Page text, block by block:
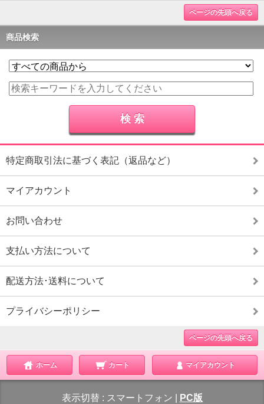
ページの先頭へ戻る
商品検索
特定商取引法に基づく表記（返品など）
マイアカウント
お問い合わせ
支払い方法について
配送方法･送料について
プライバシーポリシー
ページの先頭へ戻る
ホーム カート マイアカウント
表示切替 : スマートフォン PC版